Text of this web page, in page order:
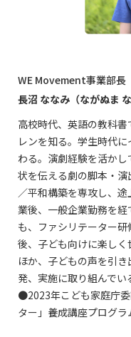
WE Movement事業部長
長沼 ななみ（ながぬま な
高校時代、英語の教科
レンを知る。学生時代
わる。演劇経験を活か
状を伝える劇の脚本・
／平和構築を専攻し、
業後、一般企業勤務を
も、ファシリテーター
後、子ども向けに楽し
ほか、子どもの声を引
発、実施に取り組んでい
●2023年こども家庭庁
ター」養成講座プログ